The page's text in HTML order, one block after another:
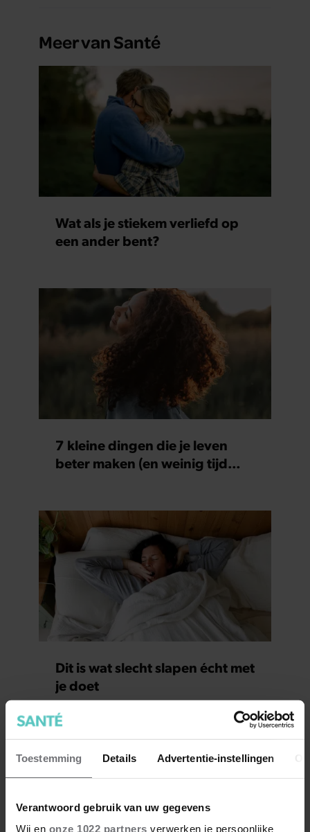
Toestemming Details Advertentie-instellingen
Verantwoord gebruik van uw gegevens
Wij en onze 1022 partners verwerken je persoonlijke
Meer van Santé
Wat als je stiekem verliefd op
een ander bent?
7 kleine dingen die je leven
beter maken (en weinig tijd
Dit is wat slecht slapen écht met
je doet